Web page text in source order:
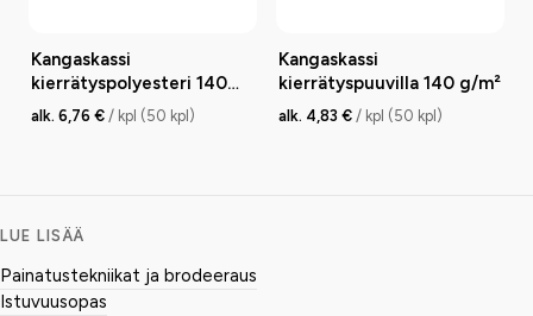
Kangaskassi
kierrätyspolyesteri 140
g/m²
alk. 6,76 € / kpl (50 kpl)
Kangaskassi
kierrätyspuuvilla 140 g/m²
alk. 4,83 € / kpl (50 kpl)
LUE LISÄÄ
Painatustekniikat ja brodeeraus
Istuvuusopas